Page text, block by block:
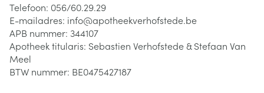
Telefoon: 056/60.29.29
E-mailadres: info@apotheekverhofstede.be
APB nummer: 344107
Apotheek titularis: Sebastien Verhofstede & Stefaan Van
Meel
BTW nummer: BE0475427187